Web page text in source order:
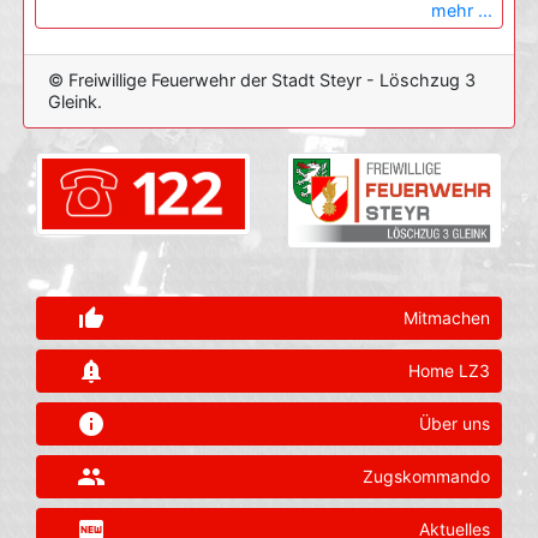
mehr ...
© Freiwillige Feuerwehr der Stadt Steyr - Löschzug 3
Gleink.
thumb_up_alt Mitmachen
notification_important Home LZ3
info Über uns
group Zugskommando
fiber_new Aktuelles